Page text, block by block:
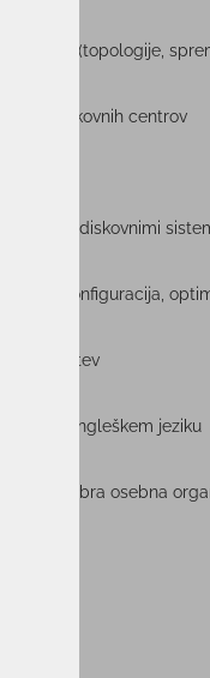
(topologije,
podatkovnih centrov
dela z diskovnimi
(konfiguracija,
rešitev
in angleškem jeziku
in dobra osebna